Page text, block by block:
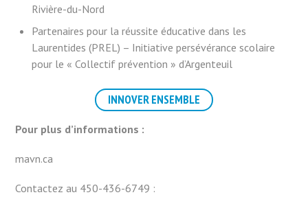
Rivière-du-Nord
Partenaires pour la réussite éducative dans les
Laurentides (PREL) – Initiative persévérance scolaire
pour le « Collectif prévention » d’Argenteuil
INNOVER ENSEMBLE
Pour plus d’informations :
mavn.ca
Contactez au 450-436-6749 :